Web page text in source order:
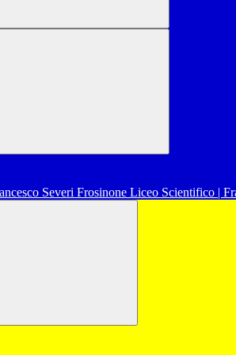
Liceo Scientifico |